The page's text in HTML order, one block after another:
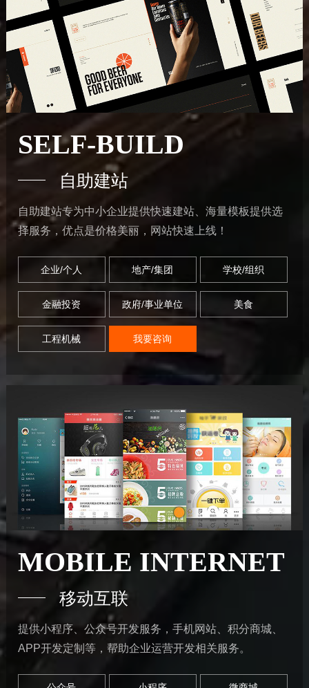
SELF-BUILD
自助建站
自助建站专为中小企业提供快速建站、海量模板提供选
择服务，优点是价格美丽，网站快速上线！
企业/个人 地产/集团 学校/组织
金融投资 政府/事业单位 美食
工程机械 我要咨询
MOBILE INTERNET
移动互联
提供小程序、公众号开发服务，手机网站、积分商城、
APP开发定制等，帮助企业运营开发相关服务。